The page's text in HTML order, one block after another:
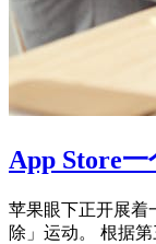
App Store
苹果眼下正开展着
除」运动。 根据